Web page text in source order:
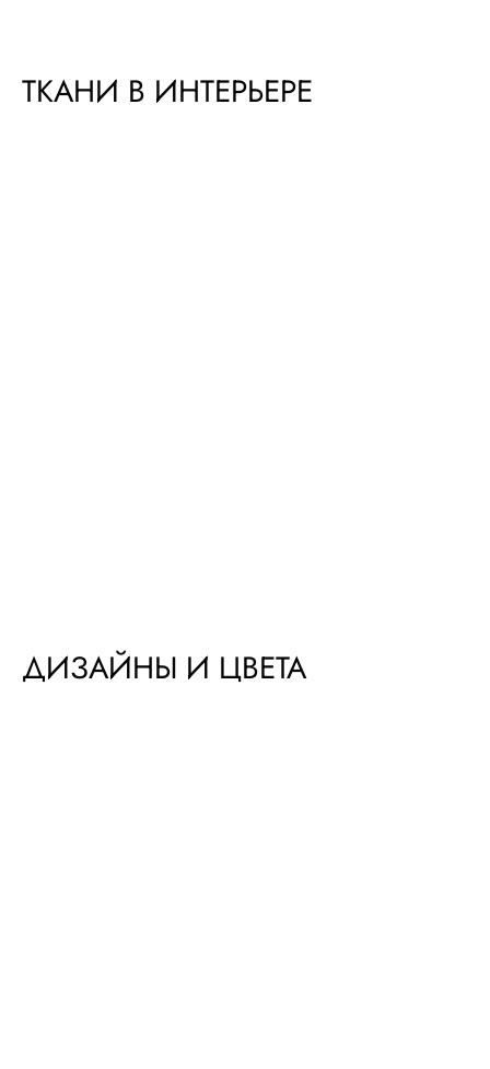
ТКАНИ В ИНТЕРЬЕРЕ
ДИЗАЙНЫ И ЦВЕТА